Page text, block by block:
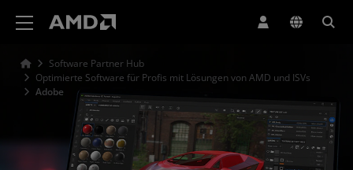
Software Partner Hub
Optimierte Software für Profis mit Lösungen von AMD und ISVs
Adobe